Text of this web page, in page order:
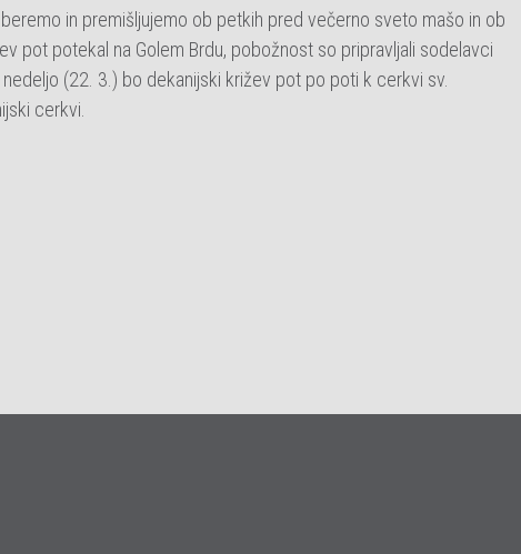
in premišljujemo ob petkih pred večerno sveto mašo in ob
pot potekal na Golem Brdu, pobožnost so pripravljali sodelavci
(22. 3.) bo dekanijski križev pot po poti k cerkvi sv.
cerkvi.